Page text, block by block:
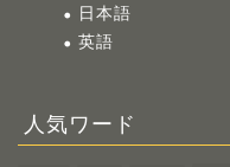
日本語
英語
人気ワード